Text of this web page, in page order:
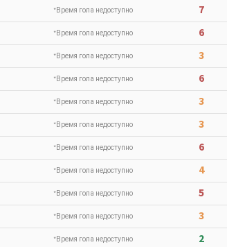
*Время гола недоступно 7
*Время гола недоступно 6
*Время гола недоступно 3
*Время гола недоступно 6
*Время гола недоступно 3
*Время гола недоступно 3
*Время гола недоступно 6
*Время гола недоступно 4
*Время гола недоступно 5
*Время гола недоступно 3
*Время гола недоступно 2